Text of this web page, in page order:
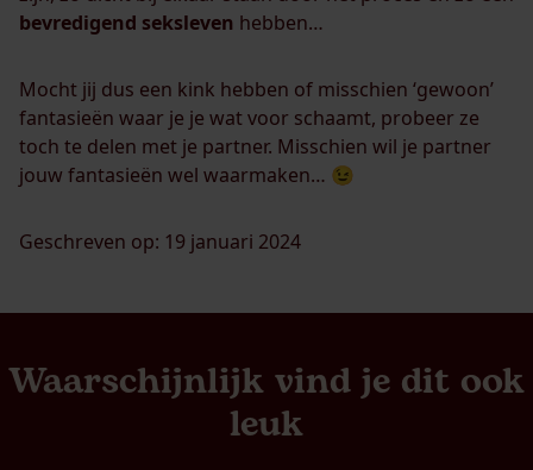
bevredigend seksleven hebben…
Mocht jij dus een kink hebben of misschien ‘gewoon’
fantasieën waar je je wat voor schaamt, probeer ze
toch te delen met je partner. Misschien wil je partner
jouw fantasieën wel waarmaken… 😉
Geschreven op: 19 januari 2024
Waarschijnlijk vind je dit ook
leuk